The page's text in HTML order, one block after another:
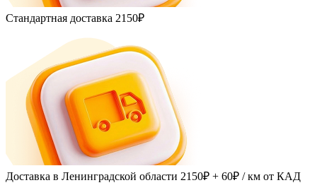
Стандартная доставка 2150₽
Доставка в Ленинградской области 2150₽ + 60₽ / км от КАД